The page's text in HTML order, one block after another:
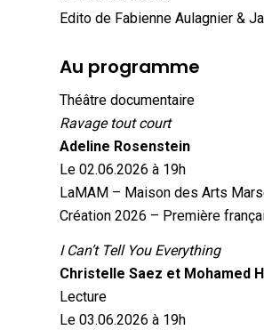
Edito de Fabienne Aulagnier &
Au programme
Théâtre documentaire
Ravage tout court
Adeline Rosenstein
Le 02.06.2026 à 19h
LaMAM – Maison des Arts
Création 2026 – Première
I Can’t Tell You Everything
Christelle Saez et Mohamed
Lecture
Le 03.06.2026 à 19h